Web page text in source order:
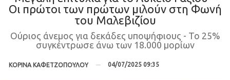
Οι πρώτοι των πρώτων μιλούν στη Φωνή
του Μαλεβιζίου
Ούριος άνεμος για δεκάδες υποψήφιους - Το 25%
συγκέντρωσε άνω των 18.000 μορίων
ΚΟΡΙΝΑ ΚΑΦΕΤΖΟΠΟΥΛΟΥ 04/07/2025 09:35